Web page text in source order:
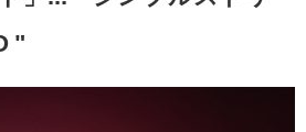
"